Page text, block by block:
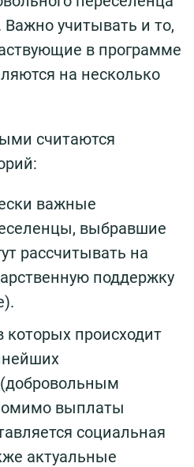
учитывать и то,
в программе
на несколько
считаются
важные
выбравшие
рассчитывать на
поддержку
которых происходит
выплаты
социальная
актуальные